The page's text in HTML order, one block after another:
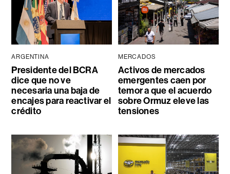
ARGENTINA
Presidente del BCRA
dice que no ve
necesaria una baja de
encajes para reactivar el
crédito
MERCADOS
Activos de mercados
emergentes caen por
temor a que el acuerdo
sobre Ormuz eleve las
tensiones